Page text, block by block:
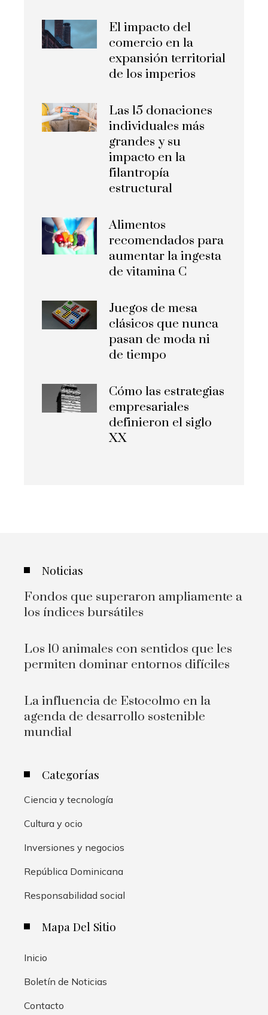
El impacto del
comercio en la
expansión territorial
de los imperios
Las 15 donaciones
individuales más
grandes y su
impacto en la
filantropía
estructural
Alimentos
recomendados para
aumentar la ingesta
de vitamina C
Juegos de mesa
clásicos que nunca
pasan de moda ni
de tiempo
Cómo las estrategias
empresariales
definieron el siglo
XX
Noticias
Fondos que superaron ampliamente a
los índices bursátiles
Los 10 animales con sentidos que les
permiten dominar entornos difíciles
La influencia de Estocolmo en la
agenda de desarrollo sostenible
mundial
Categorías
Ciencia y tecnología
Cultura y ocio
Inversiones y negocios
República Dominicana
Responsabilidad social
Mapa Del Sitio
Inicio
Boletín de Noticias
Contacto